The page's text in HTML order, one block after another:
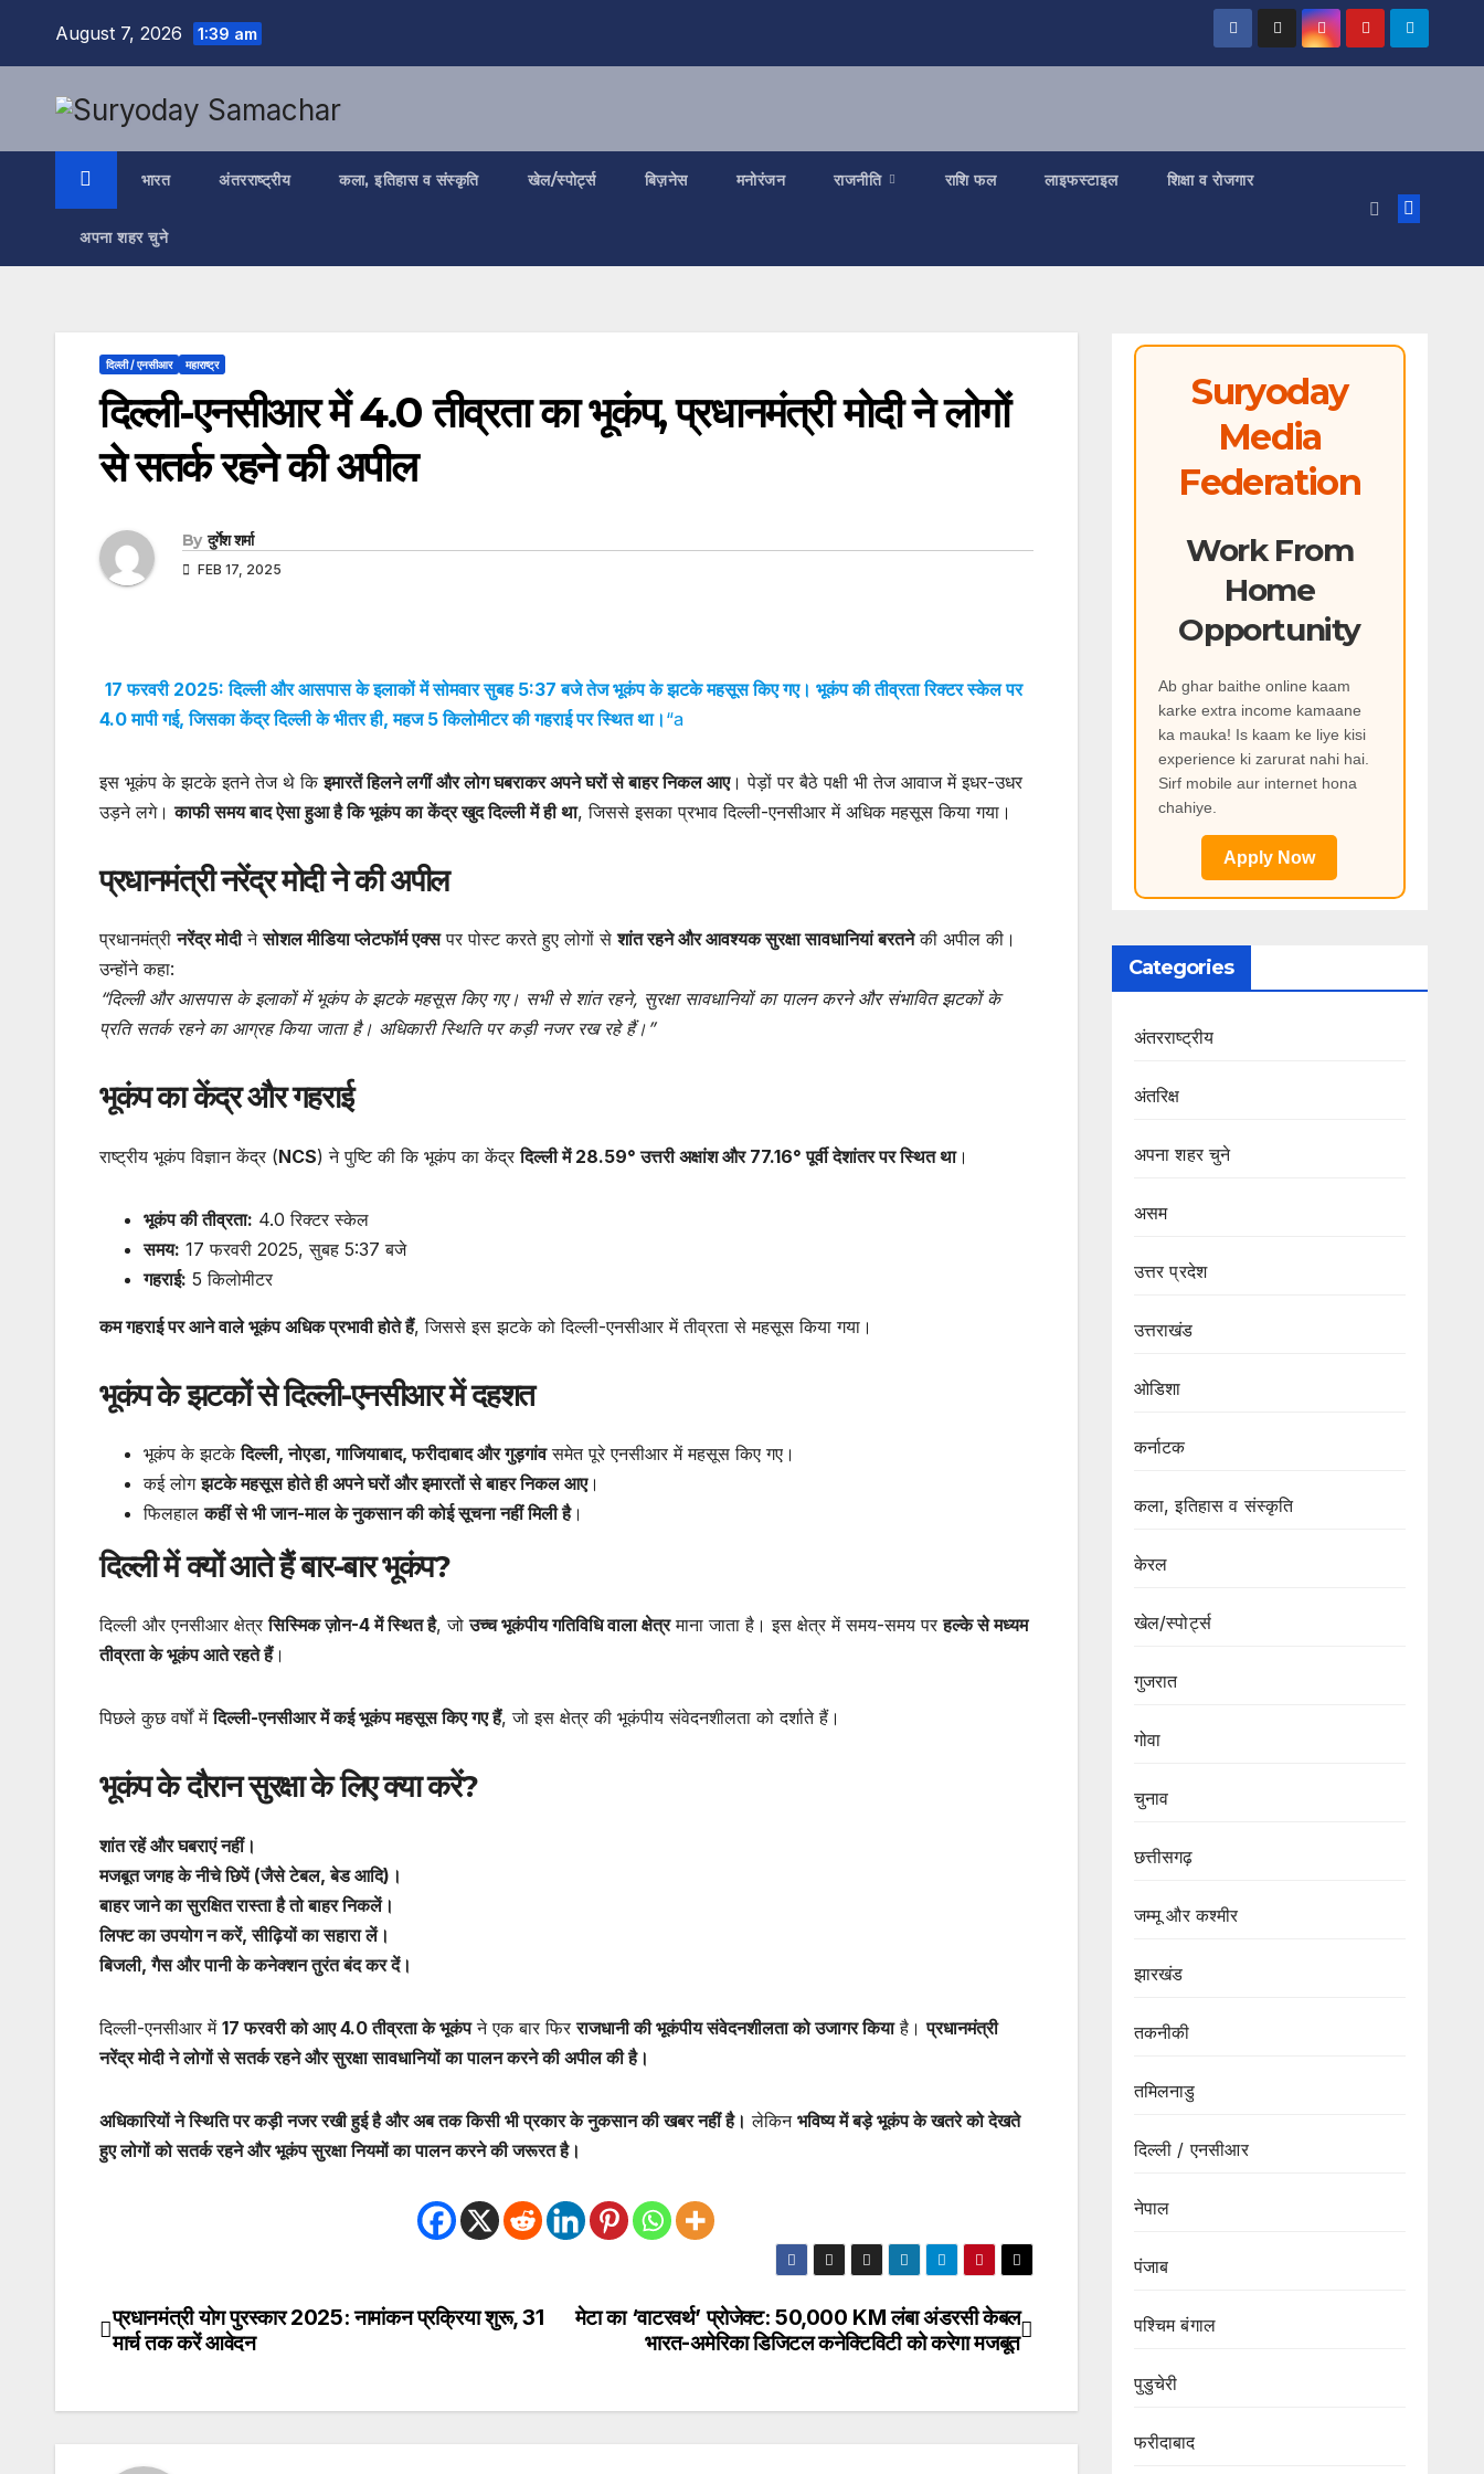
August 7, 2026 1:39 am
भारत अंतरराष्ट्रीय कला, इतिहास व संस्कृति खेल/स्पोर्ट्स बिज़नेस मनोरंजन राजनीति राशि फल लाइफस्टाइल शिक्षा व रोजगार
अपना शहर चुने
दिल्ली / एनसीआर महाराष्ट्र
दिल्ली-एनसीआर में 4.0 तीव्रता का भूकंप, प्रधानमंत्री मोदी ने लोगों
से सतर्क रहने की अपील
By दुर्गेश शर्मा
FEB 17, 2025
17 फरवरी 2025: दिल्ली और आसपास के इलाकों में सोमवार सुबह 5:37 बजे तेज भूकंप के झटके महसूस किए गए। भूकंप की तीव्रता रिक्टर स्केल पर
4.0 मापी गई, जिसका केंद्र दिल्ली के भीतर ही, महज 5 किलोमीटर की गहराई पर स्थित था। “a
इस भूकंप के झटके इतने तेज थे किइमारतें हिलने लगीं और लोग घबराकर अपने घरों से बाहर निकल आए। पेड़ों पर बैठे पक्षी भी तेज आवाज में इधर-उधर
उड़ने लगे।काफी समय बाद ऐसा हुआ है कि भूकंप का केंद्र खुद दिल्ली में ही था, जिससे इसका प्रभाव दिल्ली-एनसीआर में अधिक महसूस किया गया।
प्रधानमंत्री नरेंद्र मोदी ने की अपील
प्रधानमंत्रीनरेंद्र मोदीनेसोशल मीडिया प्लेटफॉर्म एक्सपर पोस्ट करते हुए लोगों सेशांत रहने और आवश्यक सुरक्षा सावधानियां बरतनेकी अपील की।
उन्होंने कहा:
“दिल्ली और आसपास के इलाकों में भूकंप के झटके महसूस किए गए। सभी से शांत रहने, सुरक्षा सावधानियों का पालन करने और संभावित झटकों के
प्रति सतर्क रहने का आग्रह किया जाता है। अधिकारी स्थिति पर कड़ी नजर रख रहे हैं।”
भूकंप का केंद्र और गहराई
राष्ट्रीय भूकंप विज्ञान केंद्र (NCS) ने पुष्टि की कि भूकंप का केंद्रदिल्ली में 28.59° उत्तरी अक्षांश और 77.16° पूर्वी देशांतर पर स्थित था।
भूकंप की तीव्रता: 4.0 रिक्टर स्केल
समय: 17 फरवरी 2025, सुबह 5:37 बजे
गहराई: 5 किलोमीटर
कम गहराई पर आने वाले भूकंप अधिक प्रभावी होते हैं, जिससे इस झटके को दिल्ली-एनसीआर में तीव्रता से महसूस किया गया।
भूकंप के झटकों से दिल्ली-एनसीआर में दहशत
भूकंप के झटकेदिल्ली, नोएडा, गाजियाबाद, फरीदाबाद और गुड़गांवसमेत पूरे एनसीआर में महसूस किए गए।
कई लोगझटके महसूस होते ही अपने घरों और इमारतों से बाहर निकल आए।
फिलहालकहीं से भी जान-माल के नुकसान की कोई सूचना नहीं मिली है।
दिल्ली में क्यों आते हैं बार-बार भूकंप?
दिल्ली और एनसीआर क्षेत्रसिस्मिक ज़ोन-4 में स्थित है, जोउच्च भूकंपीय गतिविधि वाला क्षेत्रमाना जाता है। इस क्षेत्र में समय-समय परहल्के से मध्यम
तीव्रता के भूकंप आते रहते हैं।
पिछले कुछ वर्षों मेंदिल्ली-एनसीआर में कई भूकंप महसूस किए गए हैं, जो इस क्षेत्र की भूकंपीय संवेदनशीलता को दर्शाते हैं।
भूकंप के दौरान सुरक्षा के लिए क्या करें?
शांत रहें और घबराएं नहीं।
मजबूत जगह के नीचे छिपें (जैसे टेबल, बेड आदि)।
बाहर जाने का सुरक्षित रास्ता है तो बाहर निकलें।
लिफ्ट का उपयोग न करें, सीढ़ियों का सहारा लें।
बिजली, गैस और पानी के कनेक्शन तुरंत बंद कर दें।
दिल्ली-एनसीआर में 17 फरवरी को आए 4.0 तीव्रता के भूकंपने एक बार फिरराजधानी की भूकंपीय संवेदनशीलता को उजागर कियाहै।प्रधानमंत्री
नरेंद्र मोदी ने लोगों से सतर्क रहने और सुरक्षा सावधानियों का पालन करने की अपील की है।
अधिकारियों ने स्थिति पर कड़ी नजर रखी हुई है और अब तक किसी भी प्रकार के नुकसान की खबर नहीं है। लेकिन भविष्य में बड़े भूकंप के खतरे को देखते
हुए लोगों को सतर्क रहने और भूकंप सुरक्षा नियमों का पालन करने की जरूरत है।
Post
मेटा का ‘वाटरवर्थ’ प्रोजेक्ट: 50,000 KM लंबा अंडरसी केबल
भारत-अमेरिका डिजिटल कनेक्टिविटी को करेगा मजबूत
प्रधानमंत्री योग पुरस्कार 2025: नामांकन प्रक्रिया शुरू, 31
मार्च तक करें आवेदन
Suryoday
Media
Federation
Work From
Home
Opportunity
Ab ghar baithe online kaam
karke extra income kamaane
ka mauka! Is kaam ke liye kisi
experience ki zarurat nahi hai.
Sirf mobile aur internet hona
chahiye.
Apply Now
Categories
अंतरराष्ट्रीय
अंतरिक्ष
अपना शहर चुने
असम
उत्तर प्रदेश
उत्तराखंड
ओडिशा
कर्नाटक
कला, इतिहास व संस्कृति
केरल
खेल/स्पोर्ट्स
गुजरात
गोवा
चुनाव
छत्तीसगढ़
जम्मू और कश्मीर
झारखंड
तकनीकी
तमिलनाडु
दिल्ली / एनसीआर
नेपाल
पंजाब
पश्चिम बंगाल
पुडुचेरी
फरीदाबाद